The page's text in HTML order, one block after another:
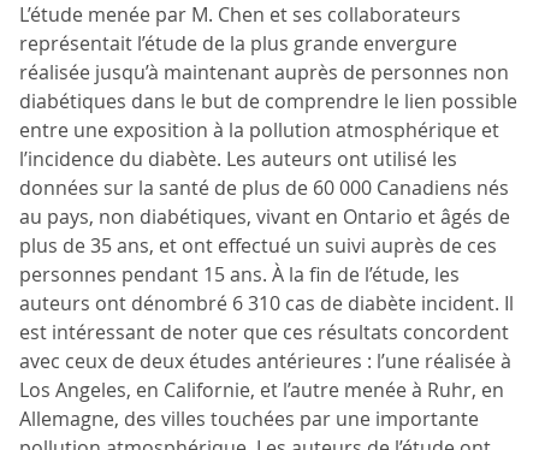
L’étude menée par M. Chen et ses collaborateurs
représentait l’étude de la plus grande envergure
réalisée jusqu’à maintenant auprès de personnes non
diabétiques dans le but de comprendre le lien possible
entre une exposition à la pollution atmosphérique et
l’incidence du diabète. Les auteurs ont utilisé les
données sur la santé de plus de 60 000 Canadiens nés
au pays, non diabétiques, vivant en Ontario et âgés de
plus de 35 ans, et ont effectué un suivi auprès de ces
personnes pendant 15 ans. À la fin de l’étude, les
auteurs ont dénombré 6 310 cas de diabète incident. Il
est intéressant de noter que ces résultats concordent
avec ceux de deux études antérieures : l’une réalisée à
Los Angeles, en Californie, et l’autre menée à Ruhr, en
Allemagne, des villes touchées par une importante